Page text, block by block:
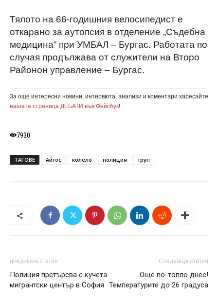
Тялото на 66-годишния велосипедист е
откарано за аутопсия в отделение „Съдебна
медицина“ при УМБАЛ – Бургас. Работата по
случая продължава от служители на Второ
Районон управление – Бургас.
За още интересни новини, интервюта, анализи и коментари харесайте
нашата страница ДЕБАТИ във Фейсбук!
7930
ТАГОВЕ Айтос колело полиция труп
предишна статия
Полиция претърсва с кучета
мигрантски център в София
Следваща статия
Още по-топло днес!
Температурите до 26 градуса